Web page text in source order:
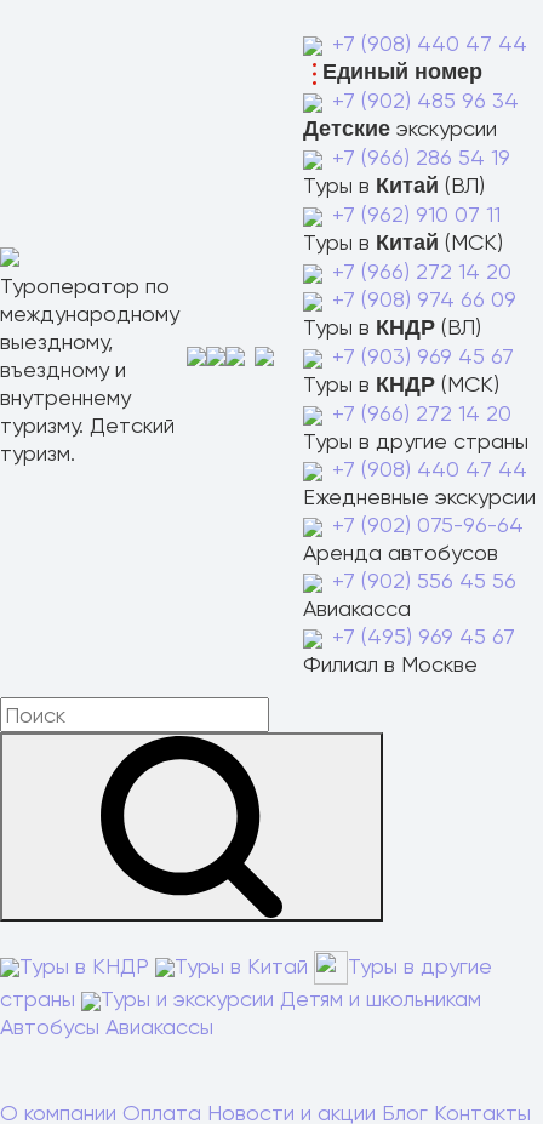
Туроператор по
международному
выездному,
въездному и
внутреннему
туризму. Детский
туризм.
+7 (908) 440 47 44
Единый номер
+7 (902) 485 96 34
Детские экскурсии
+7 (966) 286 54 19
Туры в Китай (ВЛ)
+7 (962) 910 07 11
Туры в Китай (МСК)
+7 (966) 272 14 20
+7 (908) 974 66 09
Туры в КНДР (ВЛ)
+7 (903) 969 45 67
Туры в КНДР (МСК)
+7 (966) 272 14 20
Туры в другие страны
+7 (908) 440 47 44
Ежедневные экскурсии
+7 (902) 075-96-64
Аренда автобусов
+7 (902) 556 45 56
Авиакасса
+7 (495) 969 45 67
Филиал в Москве
Туры в КНДР Туры в Китай
Туры в другие
страны
Туры и экскурсии Детям и школьникам
Автобусы Авиакассы
О компании Оплата Новости и акции Блог Контакты